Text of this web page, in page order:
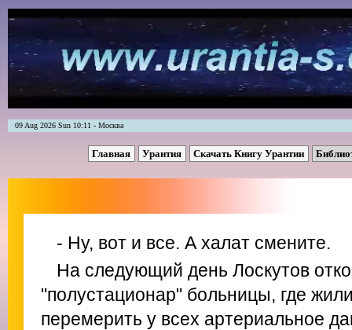
09 Aug 2026 Sun 10:11 - Москва
Главная Урантия Скачать Книгу Урантии
- Ну, вот и все. А халат смените.
На следующий день Лоскутов
"полустационар" больницы, где
перемерить у всех артериальное